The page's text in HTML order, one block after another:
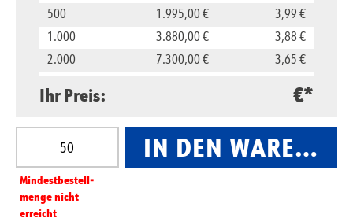
500
1.995,00 €
3,99 €
1.000
3.880,00 €
3,88 €
2.000
7.300,00 €
3,65 €
2,98 €
Ihr Preis: €*
Produkt Anzahl: Gib den gewünschten Wert ein
Mindest­­bestell­­
menge nicht
erreicht
IN DEN